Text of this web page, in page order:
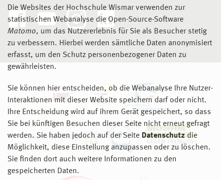
Die Websites der Hochschule Wismar verwenden zur
statistischen Webanalyse die Open-Source-Software
Matomo, um das Nutzererlebnis für Sie als Besucher stetig
zu verbessern. Hierbei werden sämtliche Daten anonymisiert
erfasst, um den Schutz personenbezogener Daten zu
gewährleisten.
Sie können hier entscheiden, ob die Webanalyse Ihre Nutzer-
Interaktionen mit dieser Website speichern darf oder nicht.
Ihre Entscheidung wird auf ihrem Gerät gespeichert, so dass
Sie bei künftigen Besuchen dieser Seite nicht erneut gefragt
werden. Sie haben jedoch auf der Seite Datenschutz die
Möglichkeit, diese Einstellung anzupassen oder zu löschen.
Sie finden dort auch weitere Informationen zu den
gespeicherten Daten.